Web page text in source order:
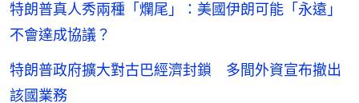
特朗普真人秀兩種「爛尾」：美國伊朗可能「永遠」
不會達成協議？
特朗普政府擴大對古巴經濟封鎖 多間外資宣布撤出
該國業務